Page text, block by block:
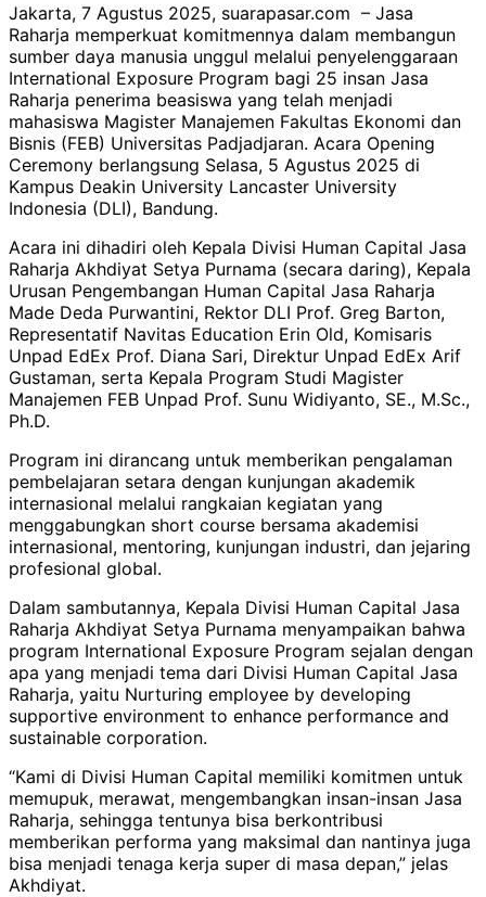
Jakarta, 7 Agustus 2025, suarapasar.com – Jasa
Raharja memperkuat komitmennya dalam membangun
sumber daya manusia unggul melalui penyelenggaraan
International Exposure Program bagi 25 insan Jasa
Raharja penerima beasiswa yang telah menjadi
mahasiswa Magister Manajemen Fakultas Ekonomi dan
Bisnis (FEB) Universitas Padjadjaran. Acara Opening
Ceremony berlangsung Selasa, 5 Agustus 2025 di
Kampus Deakin University Lancaster University
Indonesia (DLI), Bandung.
Acara ini dihadiri oleh Kepala Divisi Human Capital Jasa
Raharja Akhdiyat Setya Purnama (secara daring), Kepala
Urusan Pengembangan Human Capital Jasa Raharja
Made Deda Purwantini, Rektor DLI Prof. Greg Barton,
Representatif Navitas Education Erin Old, Komisaris
Unpad EdEx Prof. Diana Sari, Direktur Unpad EdEx Arif
Gustaman, serta Kepala Program Studi Magister
Manajemen FEB Unpad Prof. Sunu Widiyanto, SE., M.Sc.,
Ph.D.
Program ini dirancang untuk memberikan pengalaman
pembelajaran setara dengan kunjungan akademik
internasional melalui rangkaian kegiatan yang
menggabungkan short course bersama akademisi
internasional, mentoring, kunjungan industri, dan jejaring
profesional global.
Dalam sambutannya, Kepala Divisi Human Capital Jasa
Raharja Akhdiyat Setya Purnama menyampaikan bahwa
program International Exposure Program sejalan dengan
apa yang menjadi tema dari Divisi Human Capital Jasa
Raharja, yaitu Nurturing employee by developing
supportive environment to enhance performance and
sustainable corporation.
“Kami di Divisi Human Capital memiliki komitmen untuk
memupuk, merawat, mengembangkan insan-insan Jasa
Raharja, sehingga tentunya bisa berkontribusi
memberikan performa yang maksimal dan nantinya juga
bisa menjadi tenaga kerja super di masa depan,” jelas
Akhdiyat.